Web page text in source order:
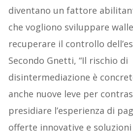
diventano un fattore
che vogliono sviluppare
recuperare il controllo
Secondo Gnetti, “Il rischio di
disintermediazione è
anche nuove leve per
presidiare l’esperienza di
offerte innovative e